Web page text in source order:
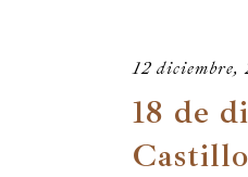
12 diciembre,
18 de
Castillo